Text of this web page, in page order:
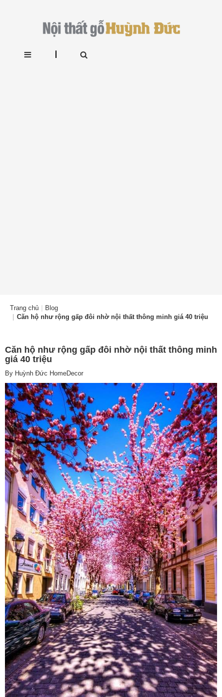
Trang chủ
Blog
Căn hộ như rộng gấp đôi nhờ nội thất thông minh giá 40 triệu
Căn hộ như rộng gấp đôi nhờ nội thất thông minh
giá 40 triệu
By Huỳnh Đức HomeDecor